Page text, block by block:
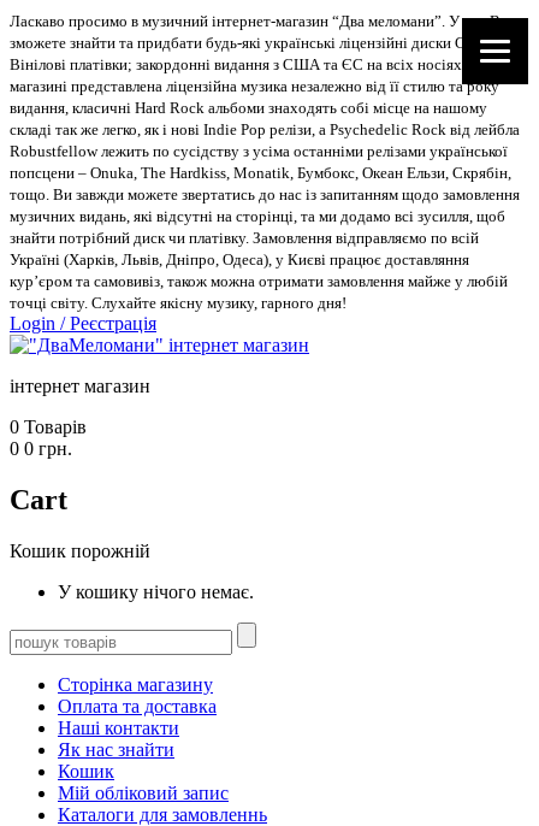
Ласкаво просимо в музичний інтернет-магазин “Два меломани”. У нас Ви
зможете знайти та придбати будь-які українські ліцензійні диски CD, DVD,
Вінілові платівки; закордонні видання з США та ЄС на всіх носіях. В
магазині представлена ліцензійна музика незалежно від її стилю та року
видання, класичні Hard Rock альбоми знаходять собі місце на нашому
складі так же легко, як і нові Indie Pop релізи, а Psychedelic Rock від лейбла
Robustfellow лежить по сусідству з усіма останніми релізами української
попсцени – Onuka, The Hardkiss, Monatik, Бумбокс, Океан Ельзи, Скрябін,
тощо. Ви завжди можете звертатись до нас із запитанням щодо замовлення
музичних видань, які відсутні на сторінці, та ми додамо всі зусилля, щоб
знайти потрібний диск чи платівку. Замовлення відправляємо по всій
Україні (Харків, Львів, Дніпро, Одеса), у Києві працює доставляння
кур’єром та самовивіз, також можна отримати замовлення майже у любій
точці світу. Слухайте якісну музику, гарного дня!
Login /Реєстрація
інтернет магазин
0 Товарів
0 0 грн.
Cart
Кошик порожній
У кошику нічого немає.
Сторінка магазину
Оплата та доставка
Наші контакти
Як нас знайти
Кошик
Мій обліковий запис
Каталоги для замовленнь